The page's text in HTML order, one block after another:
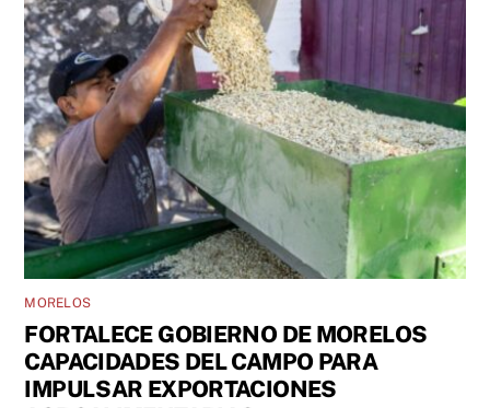
MORELOS
FORTALECE GOBIERNO DE MORELOS
CAPACIDADES DEL CAMPO PARA
IMPULSAR EXPORTACIONES